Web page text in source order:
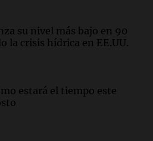
su nivel más bajo en 90
la crisis hídrica en EE.UU.
estará el tiempo este